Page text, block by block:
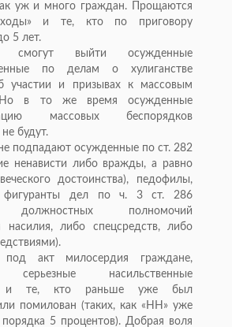
уж и много граждан. Прощаются
» и те, кто по
приговору
5 лет.
смогут выйти осужденные
по делам о
хулиганстве
участии и призывах к
массовым
в то
же время осужденные
массовых беспорядков
не будут.
подпадают осужденные по ст. 282
ненависти либо вражды, а
равно
достоинства), педофилы,
фигуранты дел по
ч. 3 ст. 286
должностных полномочий
насилия, либо спецсредств, либо
под акт милосердия граждане,
серьезные насильственные
и
те, кто раньше уже был
помилован (таких, как « НН » уже
5 процентов). Добрая воля